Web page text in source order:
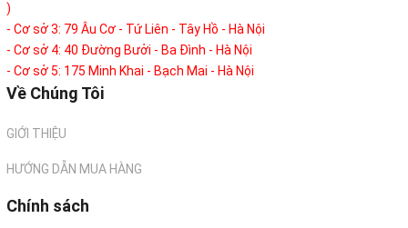
)
- Cơ sở 3: 79 Âu Cơ - Tứ Liên - Tây Hồ - Hà Nội
- Cơ sở 4: 40 Đường Bưởi - Ba Đình - Hà Nội
- Cơ sở 5: 175 Minh Khai - Bạch Mai - Hà Nội
Về Chúng Tôi
GIỚI THIỆU
HƯỚNG DẪN MUA HÀNG
Chính sách